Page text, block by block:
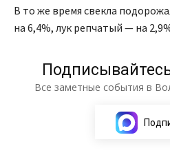
В то же время свекла
на 6,4%, лук репчатый — на
Все заметные события в